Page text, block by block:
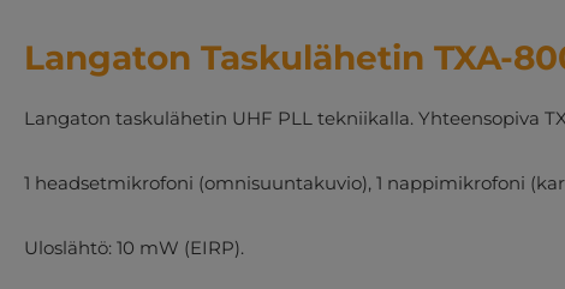
Langaton Taskulähetin TXA-
Langaton taskulähetin UHF PLL tekniikalla. Yhteensopiva
1 headsetmikrofoni (omnisuuntakuvio), 1 nappimikrofoni
Uloslähtö: 10 mW (EIRP).